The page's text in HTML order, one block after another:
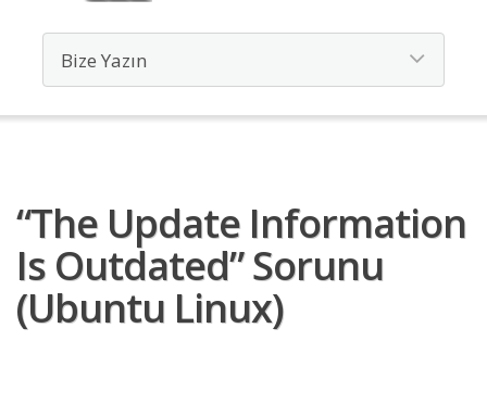
“the Update Information
Is Outdated” Sorunu
(ubuntu Linux)